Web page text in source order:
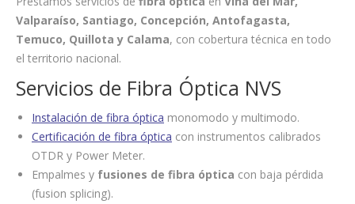
Valparaíso, Santiago, Concepción, Antofagasta,
Temuco, Quillota y Calama, con cobertura técnica en todo
el territorio nacional.
Servicios de Fibra Óptica NVS
Instalación de fibra óptica monomodo y multimodo.
Certificación de fibra óptica con instrumentos calibrados
OTDR y Power Meter.
Empalmes y fusiones de fibra óptica con baja pérdida
(fusion splicing).